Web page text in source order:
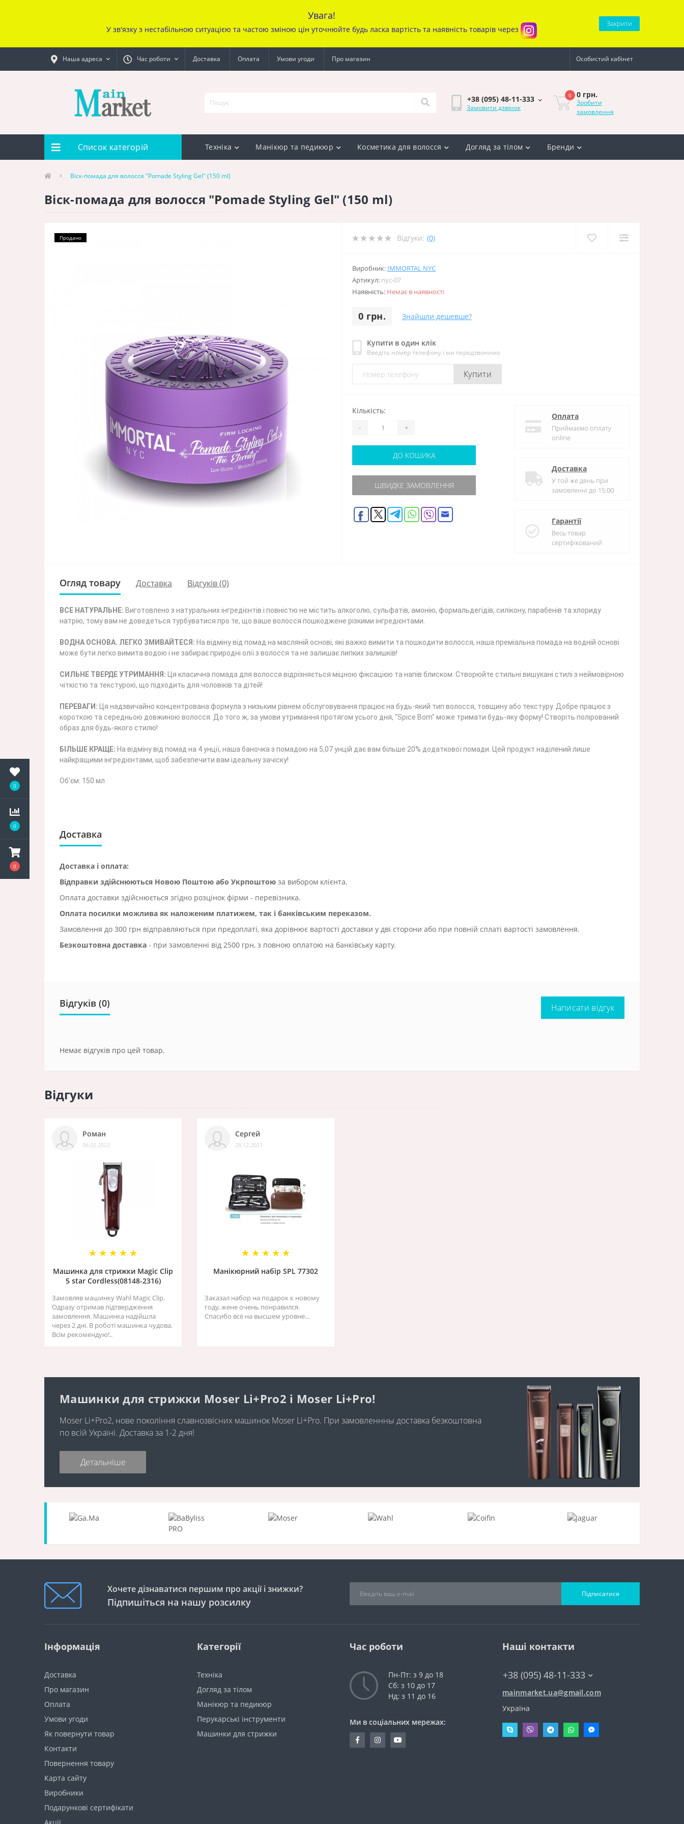
0
0
0
Увага!
У зв'язку з нестабільною ситуацією та частою зміною цін уточнюйте будь ласка вартість та наявність товарів через
Закрити
Наша адреса Час роботи Доставка Оплата Умови угоди Про магазин Особистий кабінет
+38 (095) 48-11-333
Замовити дзвінок
0 0 грн.
Зробити
замовлення
Список категорій Техніка Манікюр та педикюр Косметика для волосся Догляд за тілом Бренди
Віск-помада для волосся "Pomade Styling Gel" (150 ml)
Віск-помада для волосся "Pomade Styling Gel" (150 ml)
Продано Відгуки: (0)
Виробник: IMMORTAL NYC
Артикул: nyc-07
Наявність: Немає в наявності
0 грн. Знайшли дешевше?
Купити в один клік
Введіть номер телефону і ми передзвонимо
Купити
Кількість:
- +
ДО КОШИКА
ШВИДКЕ ЗАМОВЛЕННЯ
Оплата
Приймаємо оплату
online
Доставка
У той же день при
замовленні до 15:00
Гарантії
Весь товар
сертифікований
Огляд товару Доставка Відгуків (0)
ВСЕ НАТУРАЛЬНЕ: Виготовлено з натуральних інгредієнтів і повністю не містить алкоголю, сульфатів, амонію, формальдегідів, силікону, парабенів та хлориду
натрію, тому вам не доведеться турбуватися про те, що ваше волосся пошкоджене різкими інгредієнтами.
ВОДНА ОСНОВА. ЛЕГКО ЗМИВАЙТЕСЯ: На відміну від помад на масляній основі, які важко вимити та пошкодити волосся, наша преміальна помада на водній основі
може бути легко вимита водою і не забирає природні олії з волосся та не залишає липких залишків!
СИЛЬНЕ ТВЕРДЕ УТРИМАННЯ: Ця класична помада для волосся відрізняється міцною фіксацією та напів блиском. Створюйте стильні вишукані стилі з неймовірною
чіткістю та текстурою, що підходить для чоловіків та дітей!
ПЕРЕВАГИ: Ця надзвичайно концентрована формула з низьким рівнем обслуговування працює на будь-який тип волосся, товщину або текстуру. Добре працює з
короткою та середньою довжиною волосся. До того ж, за умови утримання протягом усього дня, "Spice Bom" може тримати будь-яку форму! Створіть полірований
образ для будь-якого стилю!
БІЛЬШЕ КРАЩЕ: На відміну від помад на 4 унції, наша баночка з помадою на 5,07 унцій дає вам більше 20% додаткової помади. Цей продукт наділений лише
найкращими інгредієнтами, щоб забезпечити вам ідеальну зачіску!
Об'єм: 150 мл
Доставка
Доставка і оплата:
Відправки здійснюються Новою Поштою або Укрпоштою за вибором клієнта.
Оплата доставки здійснюється згідно розцінок фірми - перевізника.
Оплата посилки можлива як наложеним платижем, так і банківським переказом.
Замовлення до 300 грн відправляються при предоплаті, яка дорівнює вартості доставки у дві сторони або при повній сплаті вартості замовлення.
Безкоштовна доставка - при замовленні від 2500 грн, з повною оплатою на банківську карту.
Відгуків (0) Написати відгук
Немає відгуків про цей товар.
Відгуки
Роман
06.02.2022
Машинка для стрижки Magic Clip
5 star Cordless(08148-2316)
Замовляв машинку Wahl Magic Clip.
Одразу отримав підтвердження
замовлення. Машинка надійшла
через 2 дні. В роботі машинка чудова.
Всім рекомендую!..
Сергей
28.12.2021
Манікюрний набір SPL 77302
Заказал набор на подарок к новому
году, жене очень понравился.
Спасибо всё на высшем уровне...
Машинки для стрижки Moser Li+Pro2 і Moser Li+Pro!
Moser Li+Pro2, нове покоління славнозвісних машинок Moser Li+Pro. При замовленнны доставка безкоштовна
по всій Україні. Доставка за 1-2 дня!
Детальніше
Хочете дізнаватися першим про акції і знижки?
Підпишіться на нашу розсилку
Підписатися
Інформація
Доставка
Про магазин
Оплата
Умови угоди
Як повернути товар
Контакти
Повернення товару
Карта сайту
Виробники
Подарункові сертифікати
Категорії
Техніка
Догляд за тілом
Манікюр та педикюр
Перукарcькі інструменти
Машинки для стрижки
Час роботи
Пн-Пт: з 9 до 18
Сб: з 10 до 17
Нд: з 11 до 16
Ми в соціальних мережах:
Наші контакти
+38 (095) 48-11-333
mainmarket.ua@gmail.com
Україна